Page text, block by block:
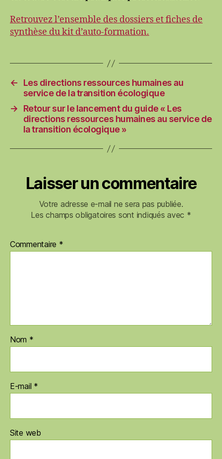
Retrouvez l’ensemble des dossiers et fiches de
synthèse du kit d’auto-formation.
←
Les directions ressources humaines au
service de la transition écologique
→
Retour sur le lancement du guide « Les
directions ressources humaines au service de
la transition écologique »
Laisser un commentaire
Votre adresse e-mail ne sera pas publiée.
Les champs obligatoires sont indiqués avec *
Commentaire *
Nom *
E-mail *
Site web